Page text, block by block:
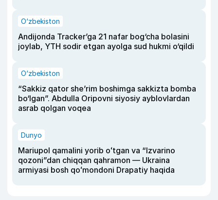
O‘zbekiston
Andijonda Tracker’ga 21 nafar bog‘cha bolasini
joylab, YTH sodir etgan ayolga sud hukmi o‘qildi
O‘zbekiston
“Sakkiz qator she’rim boshimga sakkizta bomba
bo‘lgan”. Abdulla Oripovni siyosiy ayblovlardan
asrab qolgan voqea
Dunyo
Mariupol qamalini yorib oʻtgan va “Izvarino
qozoni”dan chiqqan qahramon — Ukraina
armiyasi bosh qoʻmondoni Drapatiy haqida